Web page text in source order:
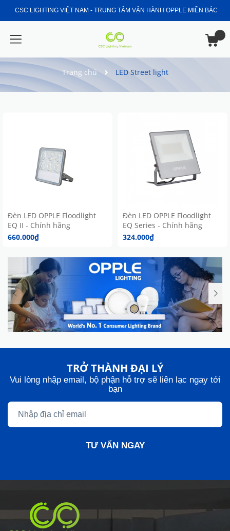
CSC LIGHTING VIỆT NAM - TRUNG TÂM VẬN HÀNH OPPLE MIỀN BẮC
Trang chủ LED Street light
Đèn LED OPPLE Floodlight
EQ II - Chính hãng
660.000₫
Đèn LED OPPLE Floodlight
EQ Series - Chính hãng
324.000₫
TRỞ THÀNH ĐẠI LÝ
Vui lòng nhập email, bộ phận hỗ trợ sẽ liên lạc ngay tới
bạn
TƯ VẤN NGAY